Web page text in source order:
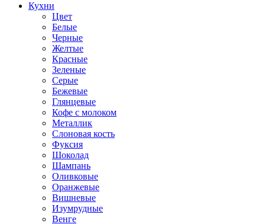
Кухни
Цвет
Белые
Черные
Желтые
Красные
Зеленые
Серые
Бежевые
Глянцевые
Кофе с молоком
Металлик
Слоновая кость
Фуксия
Шоколад
Шампань
Оливковые
Оранжевые
Вишневые
Изумрудные
Венге